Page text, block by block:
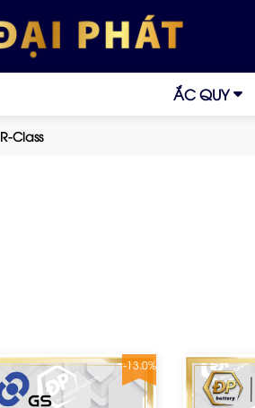
ẮC QUY
R-Class
-13.0%